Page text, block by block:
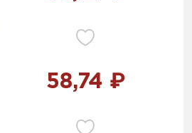
58,74 ₽